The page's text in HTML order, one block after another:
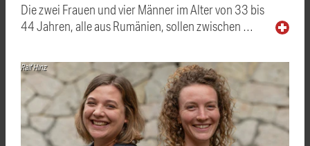
Die zwei Frauen und vier Männer im Alter von 33 bis
44 Jahren, alle aus Rumänien, sollen zwischen …
Ralf Hinz